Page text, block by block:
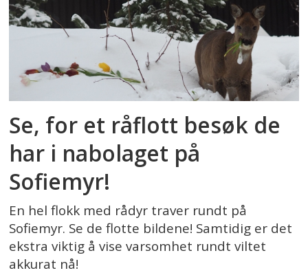
Se, for et råflott besøk de
har i nabolaget på
Sofiemyr!
En hel flokk med rådyr traver rundt på
Sofiemyr. Se de flotte bildene! Samtidig er det
ekstra viktig å vise varsomhet rundt viltet
akkurat nå!